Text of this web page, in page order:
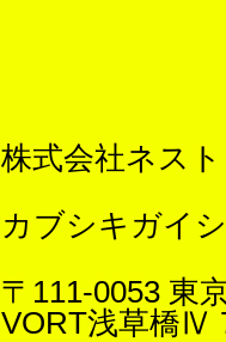
株式会社ネス
カブシキガイ
〒111-0053 東
VORT浅草橋Ⅳ